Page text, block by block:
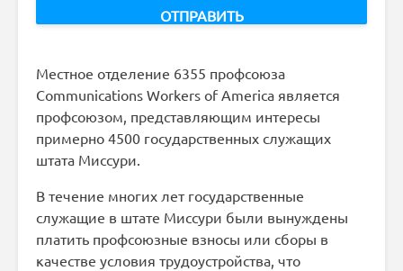
Местное отделение 6355 профсоюза
Communications Workers of America является
профсоюзом, представляющим интересы
примерно 4500 государственных служащих
штата Миссури.
В течение многих лет государственные
служащие в штате Миссури были вынуждены
платить профсоюзные взносы или сборы в
качестве условия трудоустройства, что